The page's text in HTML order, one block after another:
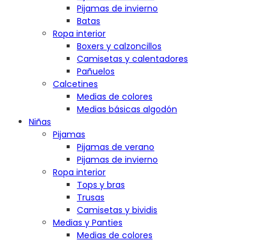
Pijamas de invierno
Batas
Ropa interior
Boxers y calzoncillos
Camisetas y calentadores
Pañuelos
Calcetines
Medias de colores
Medias básicas algodón
Niñas
Pijamas
Pijamas de verano
Pijamas de invierno
Ropa interior
Tops y bras
Trusas
Camisetas y bividis
Medias y Panties
Medias de colores